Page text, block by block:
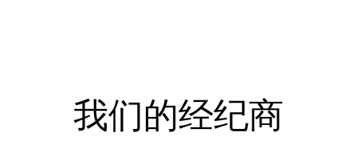
我们的经纪商